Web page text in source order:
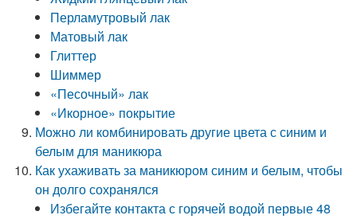
Перламутровый лак
Матовый лак
Глиттер
Шиммер
«Песочный» лак
«Икорное» покрытие
Можно ли комбинировать другие цвета с синим и
белым для маникюра
Как ухаживать за маникюром синим и белым, чтобы
он долго сохранялся
Избегайте контакта с горячей водой первые 48